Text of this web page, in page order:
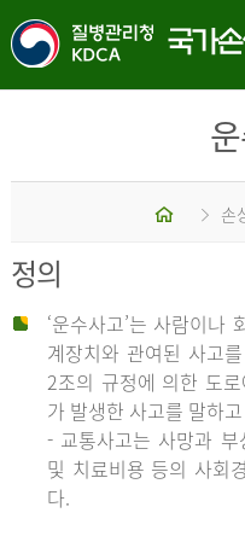
홈 손
정의
‘운수사고’는 사람이나
계장치와 관여된 사고
2조의 규정에 의한 도
가 발생한 사고를 말하
- 교통사고는 사망과
및 치료비용 등의 사회
다.